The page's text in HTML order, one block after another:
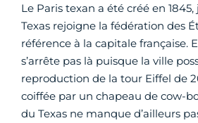
Le Paris texan a été créé en
Texas rejoigne la fédération des
référence à la capitale française.
s’arrête pas là puisque la ville
reproduction de la tour Eiffel de
coiffée par un chapeau de cow-
du Texas ne manque d’ailleurs